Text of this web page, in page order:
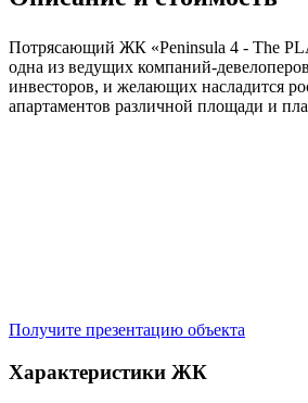
Потрясающий ЖК «Peninsula 4 - The
одна из ведущих компаний-
инвесторов, и желающих насладится
апартаментов различной площади и
Получите презентацию объекта
Характеристики ЖК